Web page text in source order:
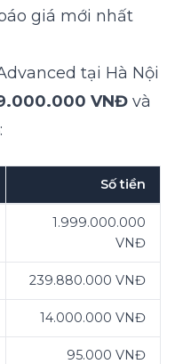
giá mới nhất
tại Hà Nội
VNĐ và
:
Số tiền
1.999.000.000
VNĐ
239.880.000 VNĐ
14.000.000 VNĐ
95.000 VNĐ